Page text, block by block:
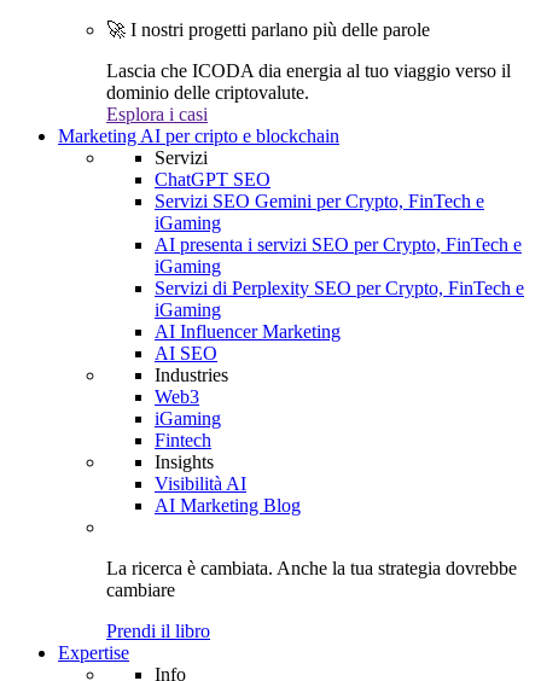
🚀 I nostri progetti parlano più delle parole
Lascia che ICODA dia energia al tuo viaggio verso il
dominio delle criptovalute.
Esplora i casi
Marketing AI per cripto e blockchain
Servizi
ChatGPT SEO
Servizi SEO Gemini per Crypto, FinTech e
iGaming
AI presenta i servizi SEO per Crypto, FinTech e
iGaming
Servizi di Perplexity SEO per Crypto, FinTech e
iGaming
AI Influencer Marketing
AI SEO
Industries
Web3
iGaming
Fintech
Insights
Visibilità AI
AI Marketing Blog
La ricerca è cambiata. Anche la tua strategia dovrebbe
cambiare
Prendi il libro
Expertise
Info